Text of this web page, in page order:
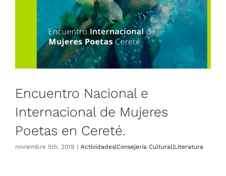
Encuentro Nacional e
Internacional de Mujeres Poetas
en Cereté.
Actividades|Consejería Cultural|Literatura
Encuentro Nacional e
Internacional de Mujeres
Poetas en Cereté.
noviembre 5th, 2019 | Actividades|Consejería Cultural|Literatura